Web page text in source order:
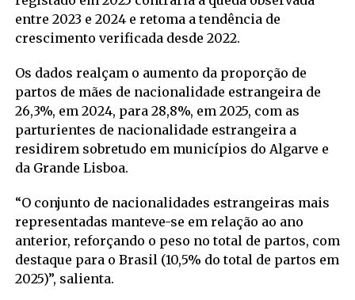
entre 2023 e 2024 e retoma a tendência de
crescimento verificada desde 2022.
Os dados realçam o aumento da proporção de
partos de mães de nacionalidade estrangeira de
26,3%, em 2024, para 28,8%, em 2025, com as
parturientes de nacionalidade estrangeira a
residirem sobretudo em municípios do Algarve e
da Grande Lisboa.
“O conjunto de nacionalidades estrangeiras mais
representadas manteve-se em relação ao ano
anterior, reforçando o peso no total de partos, com
destaque para o Brasil (10,5% do total de partos em
2025)”, salienta.